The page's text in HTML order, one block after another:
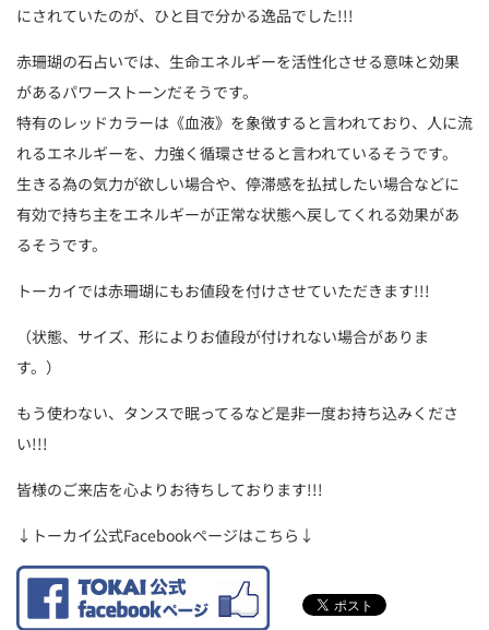
にされていたのが、ひと目で分かる逸品でした!!!
赤珊瑚の石占いでは、生命エネルギーを活性化させる意味と効果
があるパワーストーンだそうです。
特有のレッドカラーは《血液》を象徴すると言われており、人に流
れるエネルギーを、力強く循環させると言われているそうです。
生きる為の気力が欲しい場合や、停滞感を払拭したい場合などに
有効で持ち主をエネルギーが正常な状態へ戻してくれる効果があ
るそうです。
トーカイでは赤珊瑚にもお値段を付けさせていただきます!!!
（状態、サイズ、形によりお値段が付けれない場合がありま
す。）
もう使わない、タンスで眠ってるなど是非一度お持ち込みくださ
い!!!
皆様のご来店を心よりお待ちしております!!!
↓トーカイ公式Facebookページはこちら↓